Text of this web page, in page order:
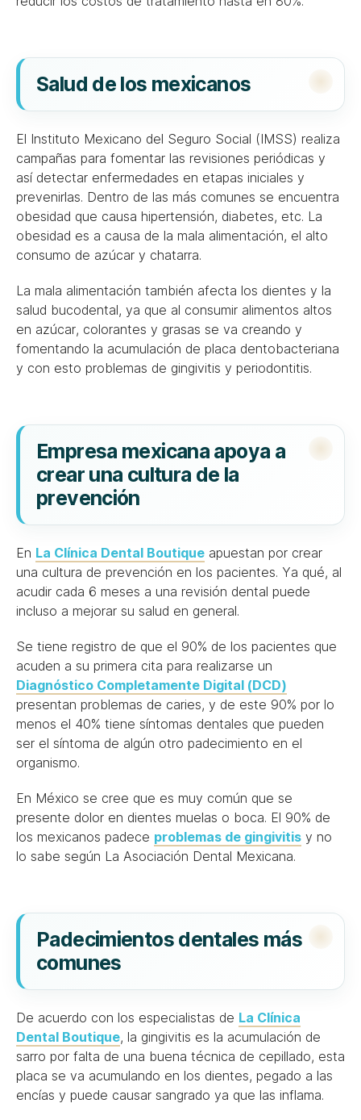
Salud de los mexicanos
El Instituto Mexicano del Seguro Social (IMSS) realiza
campañas para fomentar las revisiones periódicas y
así detectar enfermedades en etapas iniciales y
prevenirlas. Dentro de las más comunes se encuentra
obesidad que causa hipertensión, diabetes, etc. La
obesidad es a causa de la mala alimentación, el alto
consumo de azúcar y chatarra.
La mala alimentación también afecta los dientes y la
salud bucodental, ya que al consumir alimentos altos
en azúcar, colorantes y grasas se va creando y
fomentando la acumulación de placa dentobacteriana
y con esto problemas de gingivitis y periodontitis.
Empresa mexicana apoya a
crear una cultura de la
prevención
En La Clínica Dental Boutique apuestan por crear
una cultura de prevención en los pacientes. Ya qué, al
acudir cada 6 meses a una revisión dental puede
incluso a mejorar su salud en general.
Se tiene registro de que el 90% de los pacientes que
acuden a su primera cita para realizarse un
Diagnóstico Completamente Digital (DCD)
presentan problemas de caries, y de este 90% por lo
menos el 40% tiene síntomas dentales que pueden
ser el síntoma de algún otro padecimiento en el
organismo.
En México se cree que es muy común que se
presente dolor en dientes muelas o boca. El 90% de
los mexicanos padece problemas de gingivitis y no
lo sabe según La Asociación Dental Mexicana.
Padecimientos dentales más
comunes
De acuerdo con los especialistas de La Clínica
Dental Boutique, la gingivitis es la acumulación de
sarro por falta de una buena técnica de cepillado, esta
placa se va acumulando en los dientes, pegado a las
encías y puede causar sangrado ya que las inflama.